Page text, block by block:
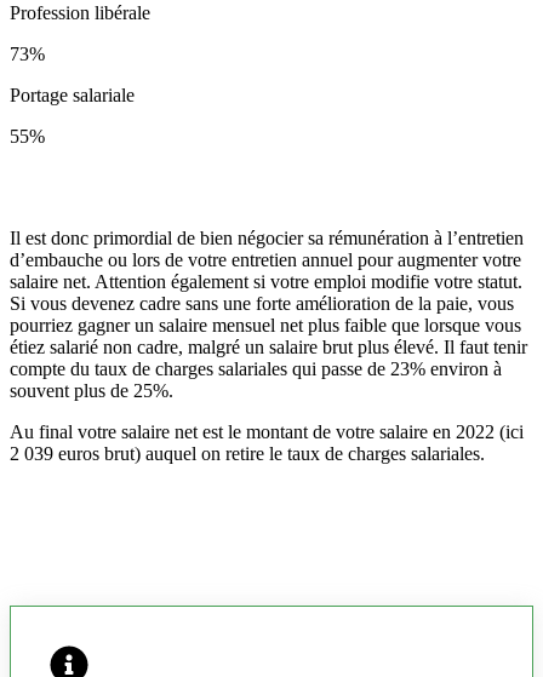
Profession libérale
73%
Portage salariale
55%
Il est donc primordial de bien négocier sa rémunération à l’entretien
d’embauche ou lors de votre entretien annuel pour augmenter votre
salaire net. Attention également si votre emploi modifie votre statut.
Si vous devenez cadre sans une forte amélioration de la paie, vous
pourriez gagner un salaire mensuel net plus faible que lorsque vous
étiez salarié non cadre, malgré un salaire brut plus élevé. Il faut tenir
compte du taux de charges salariales qui passe de 23% environ à
souvent plus de 25%.
Au final votre salaire net est le montant de votre salaire en 2022 (ici
2 039 euros brut) auquel on retire le taux de charges salariales.